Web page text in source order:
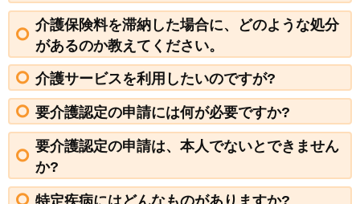
介護保険料を滞納した場合に、どのような処分
があるのか教えてください。
介護サービスを利用したいのですが?
要介護認定の申請には何が必要ですか?
要介護認定の申請は、本人でないとできません
か?
特定疾病にはどんなものがありますか?